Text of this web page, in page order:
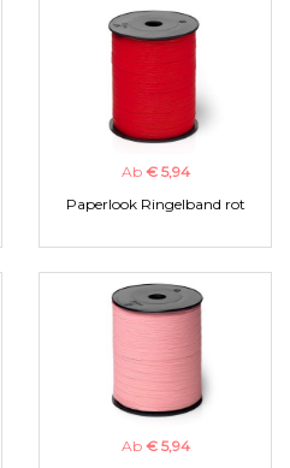
Ab € 5,94
Paperlook Ringelband rot
Ab € 5,94